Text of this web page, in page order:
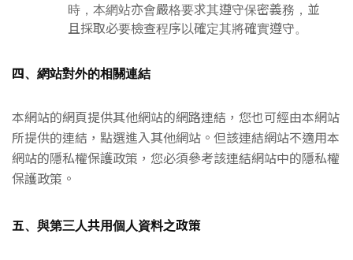
時，本網站亦會嚴格要求其遵守保密義務，並
且採取必要檢查程序以確定其將確實遵守。
四、網站對外的相關連結
本網站的網頁提供其他網站的網路連結，您也可經由本網站
所提供的連結，點選進入其他網站。但該連結網站不適用本
網站的隱私權保護政策，您必須參考該連結網站中的隱私權
保護政策。
五、與第三人共用個人資料之政策